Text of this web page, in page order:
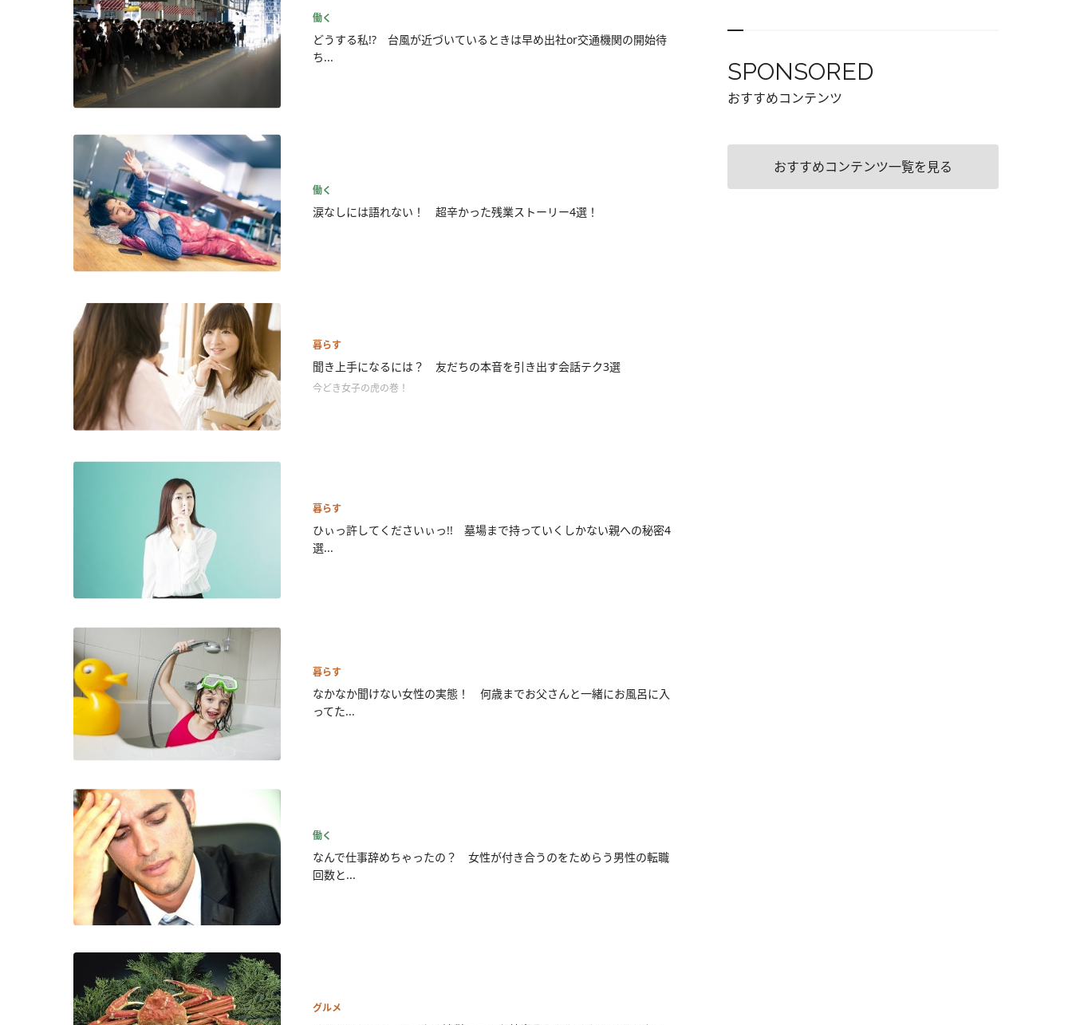
働く
どうする私!? 台風が近づいているときは早め出社or交通機関の開始待
ち...
働く
涙なしには語れない！ 超辛かった残業ストーリー4選！
暮らす
聞き上手になるには？ 友だちの本音を引き出す会話テク3選
今どき女子の虎の巻！
暮らす
ひぃっ許してくださいぃっ!! 墓場まで持っていくしかない親への秘密4
選...
暮らす
なかなか聞けない女性の実態！ 何歳までお父さんと一緒にお風呂に入
ってた...
働く
なんで仕事辞めちゃったの？ 女性が付き合うのをためらう男性の転職
回数と...
グルメ
SPONSORED
おすすめコンテンツ
おすすめコンテンツ一覧を見る